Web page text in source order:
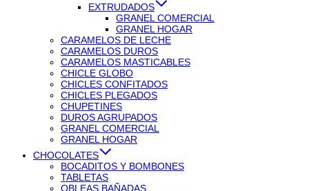
EXTRUDADOS
GRANEL COMERCIAL
GRANEL HOGAR
CARAMELOS DE LECHE
CARAMELOS DUROS
CARAMELOS MASTICABLES
CHICLE GLOBO
CHICLES CONFITADOS
CHICLES PLEGADOS
CHUPETINES
DUROS AGRUPADOS
GRANEL COMERCIAL
GRANEL HOGAR
CHOCOLATES
BOCADITOS Y BOMBONES
TABLETAS
OBLEAS BAÑADAS